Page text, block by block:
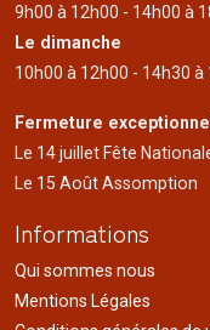
9h00 à 12h00 - 14h00 à
Le dimanche
10h00 à 12h00 - 14h30 à
Fermeture
Le 14 juillet Fête
Le 15 Août Assomption
Informations
Qui sommes nous
Mentions Légales